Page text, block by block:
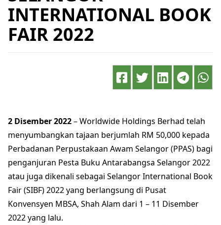
INTERNATIONAL BOOK
FAIR 2022
2 Disember 2022– Worldwide Holdings Berhad telah
menyumbangkan tajaan berjumlah RM 50,000 kepada
Perbadanan Perpustakaan Awam Selangor (PPAS) bagi
penganjuran Pesta Buku Antarabangsa Selangor 2022
atau juga dikenali sebagai Selangor International Book
Fair (SIBF) 2022 yang berlangsung di Pusat
Konvensyen MBSA, Shah Alam dari 1 – 11 Disember
2022 yang lalu.